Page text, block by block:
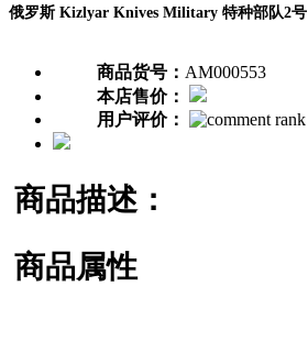
俄罗斯 Kizlyar Knives Military 特种部队2号
商品货号： AM000553
本店售价：
用户评价：
商品描述：
商品属性